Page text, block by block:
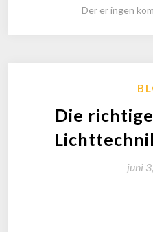
Der er ingen
Die
juni